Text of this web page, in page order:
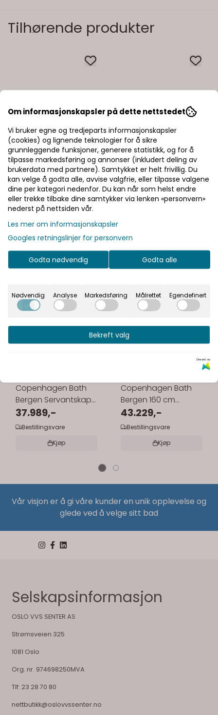
Tilhørende produkter
Copenhagen Bath
Bergen Servantskap
120 cm
37.989,-
Bestillingsvare
Kjøp
Copenhagen Bath
Bergen 160 cm
servantskap - to
skuffer
43.229,-
Bestillingsvare
Kjøp
Vår visjon er å gi våre kunder en unik opplevelse og
glede ved å velge sitt bad
Selskapsinformasjon
OSLO VVS SENTER AS
Strømsveien 325
1081 Oslo
Org. nr. 974698250MVA
Tlf: 23 28 70 80
nettbutikk@oslovvssenter.no
Om informasjonskapsler på dette nettstedet
Vi bruker egne og tredjeparts informasjonskapsler
(cookies) og lignende teknologier for å sikre
grunnleggende funksjoner, generere statistikk, og for å
tilpasse markedsføring og annonser (inkludert deling av
brukerdata med partnere). Samtykket er helt frivillig. Du
kan velge å godta alle, avvise valgfrie, eller tilpasse valgene
dine per kategori nedenfor. Du kan når som helst endre
eller trekke tilbake dine samtykker via lenken «personvern»
nederst på nettsiden vår.
Les mer om informasjonskapsler
Googles retningslinjer for personvern
Godta nødvendig Godta alle
Nødvendig Analyse Markedsføring Målrettet Egendefinert
Bekreft valg
Drevet av